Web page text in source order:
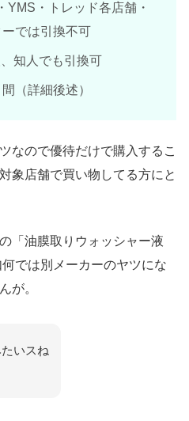
YMS・トレッド各店舗・
では引換不可
知人でも引換可
（詳細後述）
なので優待だけで購入するこ
象店舗で買い物してる方にと
「油膜取りウォッシャー液
では別メーカーのヤツにな
が。
いスね